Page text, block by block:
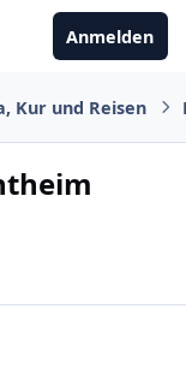
Anmelden
Kur und Reisen